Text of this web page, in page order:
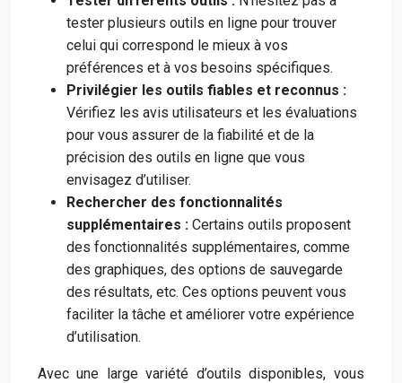
tester plusieurs outils en ligne pour trouver
celui qui correspond le mieux à vos
préférences et à vos besoins spécifiques.
Privilégier les outils fiables et reconnus :
Vérifiez les avis utilisateurs et les évaluations
pour vous assurer de la fiabilité et de la
précision des outils en ligne que vous
envisagez d’utiliser.
Rechercher des fonctionnalités
supplémentaires : Certains outils proposent
des fonctionnalités supplémentaires, comme
des graphiques, des options de sauvegarde
des résultats, etc. Ces options peuvent vous
faciliter la tâche et améliorer votre expérience
d’utilisation.
Avec une large variété d’outils disponibles, vous